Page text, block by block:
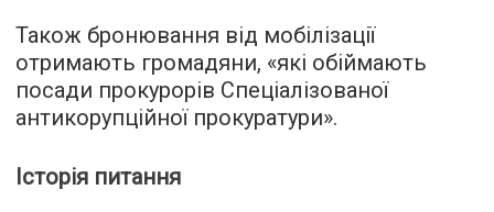
Також бронювання від мобілізації
отримають громадяни, «які обіймають
посади прокурорів Спеціалізованої
антикорупційної прокуратури».
Історія питання